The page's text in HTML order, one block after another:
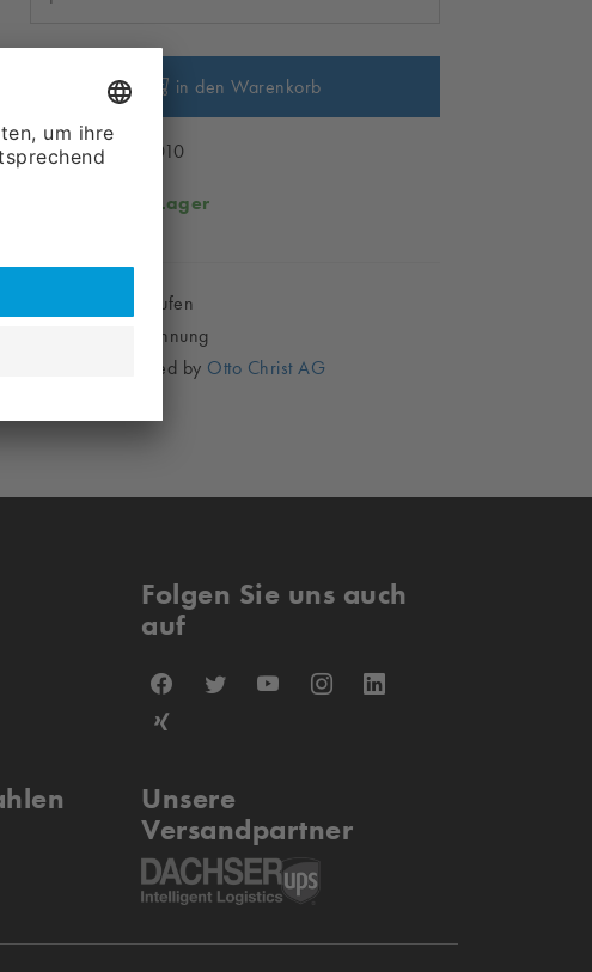
in den Warenkorb
Artikelnr. CH28010
Auf Lager
Sicher Einkaufen
Kauf auf Rechnung
Shop powered by Otto Christ AG
Folgen Sie uns auch
auf
Unsere
Versandpartner